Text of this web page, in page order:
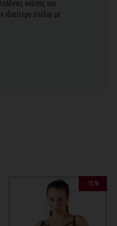
κούπες και
σχέδιο με
-15 %